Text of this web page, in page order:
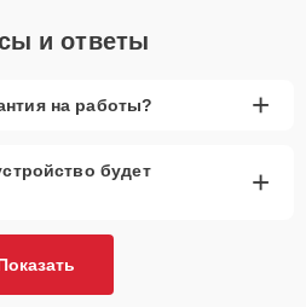
и ответы
на работы? +
будет
+